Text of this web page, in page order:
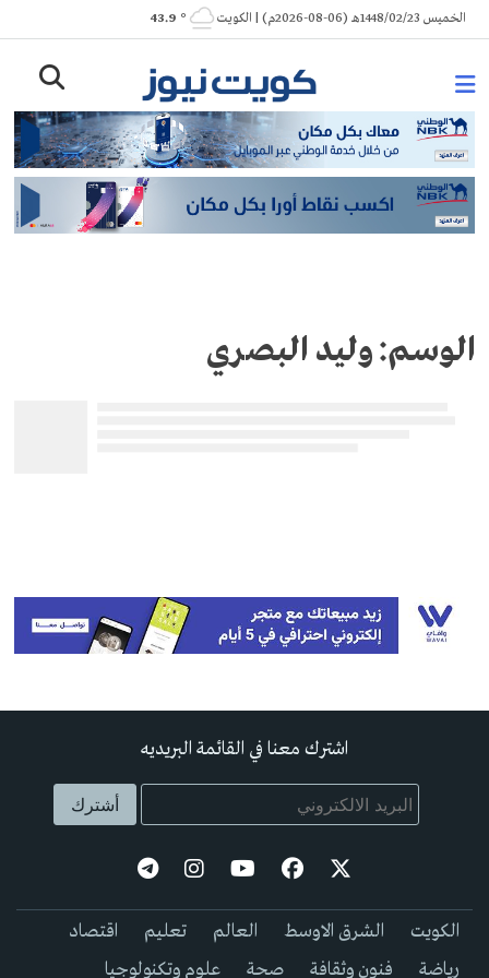
Skip
to
الخميس 1448/02/23هـ (06-08-2026م) | الكويت ° 43.9
الوسم:وليد البصري
اشترك معنا في القائمة البريديه
الكويت الشرق الاوسط العالم تعليم
اقتصاد
رياضة
فنون وثقافة صحة علوم وتكنولوجيا